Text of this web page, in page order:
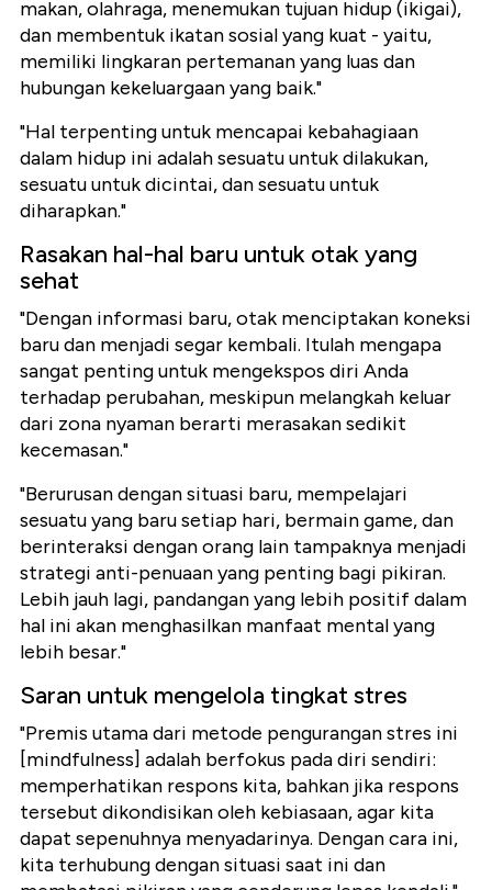
makan, olahraga, menemukan tujuan hidup (ikigai),
dan membentuk ikatan sosial yang kuat - yaitu,
memiliki lingkaran pertemanan yang luas dan
hubungan kekeluargaan yang baik."
"Hal terpenting untuk mencapai kebahagiaan
dalam hidup ini adalah sesuatu untuk dilakukan,
sesuatu untuk dicintai, dan sesuatu untuk
diharapkan."
Rasakan hal-hal baru untuk otak yang
sehat
"Dengan informasi baru, otak menciptakan koneksi
baru dan menjadi segar kembali. Itulah mengapa
sangat penting untuk mengekspos diri Anda
terhadap perubahan, meskipun melangkah keluar
dari zona nyaman berarti merasakan sedikit
kecemasan."
"Berurusan dengan situasi baru, mempelajari
sesuatu yang baru setiap hari, bermain game, dan
berinteraksi dengan orang lain tampaknya menjadi
strategi anti-penuaan yang penting bagi pikiran.
Lebih jauh lagi, pandangan yang lebih positif dalam
hal ini akan menghasilkan manfaat mental yang
lebih besar."
Saran untuk mengelola tingkat stres
"Premis utama dari metode pengurangan stres ini
[mindfulness] adalah berfokus pada diri sendiri:
memperhatikan respons kita, bahkan jika respons
tersebut dikondisikan oleh kebiasaan, agar kita
dapat sepenuhnya menyadarinya. Dengan cara ini,
kita terhubung dengan situasi saat ini dan